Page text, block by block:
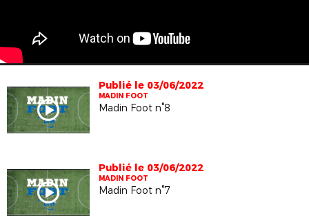
Publié le 03/06/2022
MADIN FOOT
Madin Foot n°8
Publié le 03/06/2022
MADIN FOOT
Madin Foot n°7